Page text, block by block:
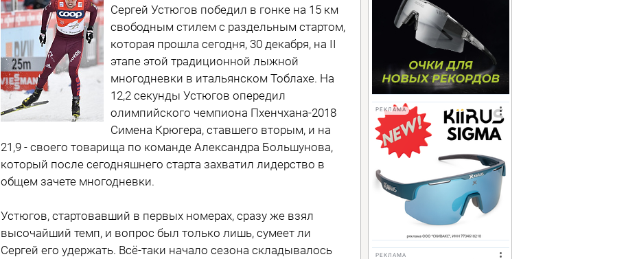
Сергей Устюгов победил в гонке на 15 км
свободным стилем с раздельным стартом,
которая прошла сегодня, 30 декабря, на II
этапе этой традиционной лыжной
многодневки в итальянском Тоблахе. На
12,2 секунды Устюгов опередил
олимпийского чемпиона Пхенчхана-2018
Симена Крюгера, ставшего вторым, и на
21,9 - своего товарища по команде Александра Большунова,
который после сегодняшнего старта захватил лидерство в
общем зачете многодневки.
Устюгов, стартовавший в первых номерах, сразу же взял
высочайший темп, и вопрос был только лишь, сумеет ли
Сергей его удержать. Всё-таки начало сезона складывалось
РЕКЛАМА
РЕКЛАМА